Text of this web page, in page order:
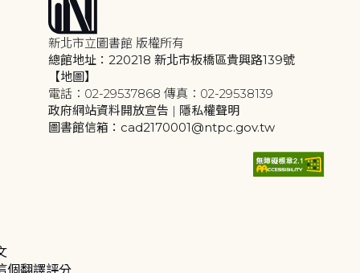
新北市立圖書館 版權所有
總館地址：220218 新北市板橋區貴興路139號
【地圖】
電話：02-29537868 傳真：02-29538139
政府網站資料開放宣告 | 隱私權聲明
圖書館信箱：cad2170001@ntpc.gov.tw